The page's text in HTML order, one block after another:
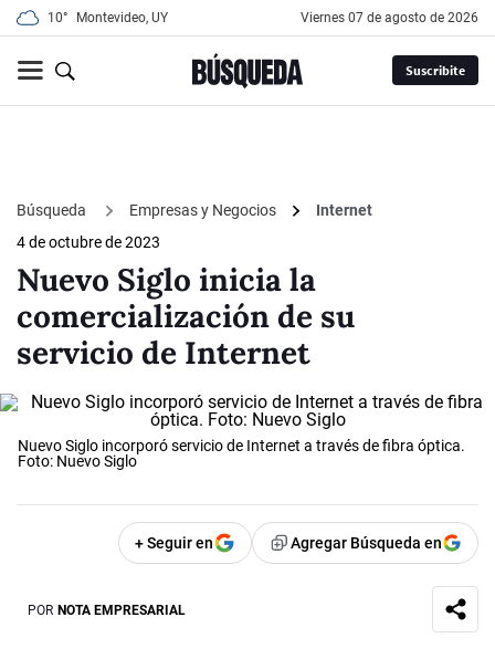
10° Montevideo, UY viernes 07 de agosto de 2026
Suscribite
Búsqueda Empresas y Negocios
Internet
4 de octubre de 2023
Nuevo Siglo inicia la
comercialización de su
servicio de Internet
Nuevo Siglo incorporó servicio de Internet a través de fibra óptica.
Foto: Nuevo Siglo
+ Seguir en Agregar Búsqueda en
POR NOTA EMPRESARIAL